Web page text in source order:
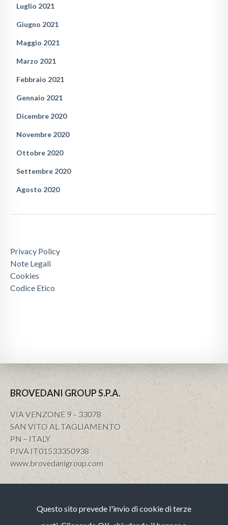
Luglio 2021
Giugno 2021
Maggio 2021
Marzo 2021
Febbraio 2021
Gennaio 2021
Dicembre 2020
Novembre 2020
Ottobre 2020
Settembre 2020
Agosto 2020
Privacy Policy
Note Legali
Cookies
Codice Etico
BROVEDANI GROUP S.P.A.
VIA VENZONE 9 – 33078
SAN VITO AL TAGLIAMENTO
PN – ITALY
P.IVA IT01533350938
www.brovedanigroup.com
Note Legali
Questo sito prevede l'invio di cookie di terze